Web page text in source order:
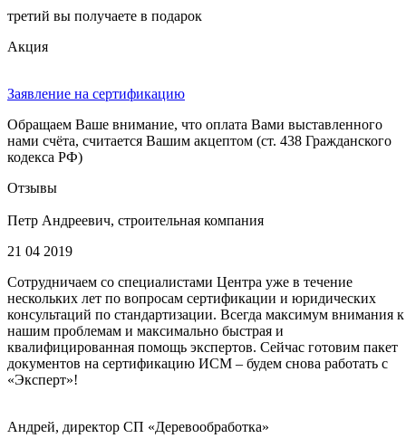
третий вы получаете в подарок
Акция
Заявление на сертификацию
Обращаем Ваше внимание, что оплата Вами выставленного
нами счёта, считается Вашим акцептом (ст. 438 Гражданского
кодекса РФ)
Отзывы
Петр Андреевич, строительная компания
21 04 2019
Сотрудничаем со специалистами Центра уже в течение
нескольких лет по вопросам сертификации и юридических
консультаций по стандартизации. Всегда максимум внимания к
нашим проблемам и максимально быстрая и
квалифицированная помощь экспертов. Сейчас готовим пакет
документов на сертификацию ИСМ – будем снова работать с
«Эксперт»!
Андрей, директор СП «Деревообработка»